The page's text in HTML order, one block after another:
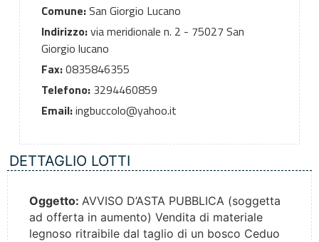
Comune:San Giorgio Lucano
Indirizzo:via meridionale n. 2 - 75027 San
Giorgio lucano
Fax:0835846355
Telefono:3294460859
Email:ingbuccolo@yahoo.it
DETTAGLIO LOTTI
Oggetto: AVVISO D’ASTA PUBBLICA (soggetta
ad offerta in aumento) Vendita di materiale
legnoso ritraibile dal taglio di un bosco Ceduo